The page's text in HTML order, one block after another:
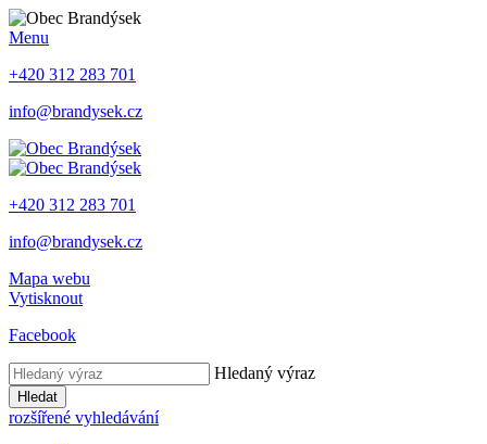
Menu
+420 312 283 701
info@brandysek.cz
+420 312 283 701
info@brandysek.cz
Mapa webu
Vytisknout
Facebook
Hledaný výraz
Hledat
rozšířené vyhledávání